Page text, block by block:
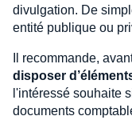
divulgation. De
entité publique ou
Il recommande,
disposer
l'intéressé souhaite
documents